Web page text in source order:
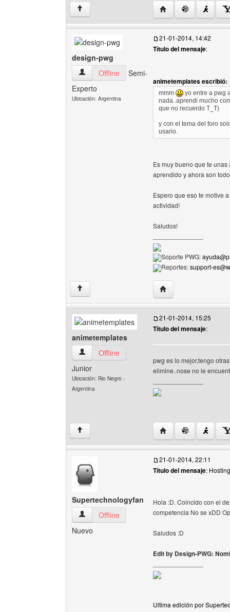
↑ Visitar sitio web del
design-pwg
design-pwg Ver perfil del usuario
Offline
Semi-
Experto
Ubicación: Argentina
21-01-2014, 14:42
Título del mensaje:
animetemplates escribió:
mmm
yo entre a pwg
nada..aprendi mucho
que no recuerdo T_T)
y con el tema del foro
usario.
Es muy bueno que te
aprendido y ahora son
Espero que eso te motive
actividad!
Saludos!
Soporte PWG:
Reportes:support-
↑ Visitar sitio web del
animetemplates
animetemplates Ver perfil del usuario
Offline
Junior
Ubicación: Rio Negro -
Argentina
21-01-2014, 15:25
Título del mensaje:
pwg es lo mejor,tengo
elimine..nose no le
↑ Visitar sitio web del
Supertechnologyfan
Supertechnologyfan Ver perfil del usuario
Offline
Nuevo
21-01-2014, 22:11
Título del mensaje:
Hola :D. Coincido con el
competencia No se xDD
Saludos :D
Edit by Design-PWG:
Ultima edición por